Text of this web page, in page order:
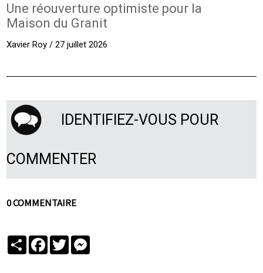
Une réouverture optimiste pour la
Maison du Granit
Xavier Roy / 27 juillet 2026
IDENTIFIEZ-VOUS POUR
COMMENTER
0 COMMENTAIRE
PartagerFacebook
Twitter